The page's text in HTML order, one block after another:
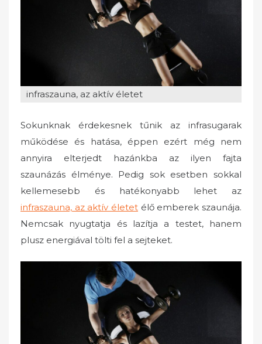
infraszauna, az aktív életet
Sokunknak érdekesnek tűnik az infrasugarak
működése és hatása, éppen ezért még nem
annyira elterjedt hazánkba az ilyen fajta
szaunázás élménye. Pedig sok esetben sokkal
kellemesebb és hatékonyabb lehet az
infraszauna, az aktív életet élő emberek szaunája.
Nemcsak nyugtatja és lazítja a testet, hanem
plusz energiával tölti fel a sejteket.